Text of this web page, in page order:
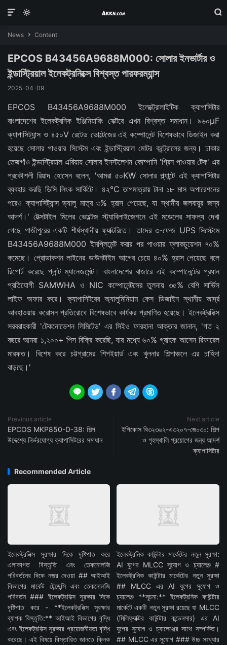



News  Content
EPCOS B43456A9688M000: সোলার ইনভার্টার ও
ইন্ডাস্ট্রিয়াল ইলেকট্রনিক্সে বিশ্বস্ত পারফরম্যান্স
2025-04-09
EPCOS B43456A9688M000 ইলেক্ট্রোলাইটিক ক্যাপাসিটার
বাংলাদেশের ইলেকট্রনিক ইঞ্জিনিয়ারিং সেক্টরে এখন বিশ্বস্ত সমাধান। ৯৬০μF
ক্যাপাসিট্যান্স ও ৪৫০V রেটেড ভোল্টেজের এই কম্পোনেন্ট বিশেষভাবে ডিজাইন করা
হয়েছে সোলার পাওয়ার সিস্টেম এবং ইন্ডাস্ট্রিয়াল মোটর কন্ট্রোলের জন্য। ঢাকার
তেজগাঁও ইন্ডাস্ট্রিয়াল এরিয়ায় সোলার ইনস্টলেশন কোম্পানি 'গ্রিন পাওয়ার টেক' এর
প্রকৌশলী রিয়াদ হোসেন বলেন, 'আমরা ৫০KW সোলার প্ল্যান্টে এই ক্যাপাসিটার
ব্যবহার করছি ডিসি লিংক সার্কিটে। ৪২°C তাপমাত্রায় টানা ১৮ মাস অপারেশনের
পরেও ক্যাপাসিট্যান্স ভ্যালু মাত্র ৩% হ্রাস পেয়েছে, যা স্থানীয় জলবায়ুর জন্য
আদর্শ।' টেক্সটাইল মিলের ভোল্টেজ স্ট্যাবিলাইজেশনে এই মডেলের সাফল্য দেখা
গেছে গাজীপুরের একটি শীর্ষস্থানীয় ফ্যাক্টরিতে। তাদের ৩-ফেজ UPS সিস্টেমে
B43456A9688M000 ইমপ্লিমেন্ট করার পর পাওয়ার ফ্লাকচুয়েশন ৭০%
কমেছে। প্রোডাকশন লাইনের ডাউনটাইম আগের চেয়ে ৪০% হ্রাস পেয়েছে বলে
রিপোর্ট করেছে প্লান্ট ম্যানেজমেন্ট। বাংলাদেশের বাজারে এই কম্পোনেন্টের প্রধান
প্রতিযোগী SAMWHA ও NIC কম্পোনেন্টসের তুলনায় ৩৫% বেশি সার্ভিস
লাইফ অফার করে। ক্যাপাসিটরের অ্যালুমিনিয়াম কেস ডিজাইন স্থানীয় আর্দ্র
আবহাওয়ায় করোসন প্রতিরোধে বিশেষভাবে কার্যকর প্রমাণিত হয়েছে। ইলেকট্রনিক্স
সরবরাহকারী 'টেকনোভেশন লিমিটেড' এর সিইও ফারহানা আক্তার জানান, 'গত ২
বছরে আমরা ১,২০০+ পিস বিক্রি করেছি, যার মধ্যে ৬০% গ্রাহক আসেন রিফারেল
মারফত। বিশেষ করে চট্টগ্রামের শিপইয়ার্ড এবং খুলনার শিল্পাঞ্চলে এর চাহিদা
বাড়ছে।'
    
Previous article
EPCOS MKP850-D-38: শিল্প
উদ্দেশ্যে নির্ভরযোগ্য ক্যাপাসিটরের সমাধান
Next article
ইপিকোস বি৩২৩৬২-এ৩২০৭-জে০৩০: শিল্প
ও গৃহস্থালি প্রয়োগের জন্য আদর্শ
ক্যাপাসিটার
Recommended Article
ইলেকট্রনিক্স সুরক্ষার দিকে দৃষ্টিপাত করে
এলাকাগত বিস্তৃতি এবং তেকনোলজি
পরিবর্তনের দিকে নজর দেওয়া ## আইআই
বিভাগের মার্কেট টেন্ডেন্সি এবং তেকনোলজি
পরিবর্তন ### ইলেকট্রনিক্স সুরক্ষার দিকে
দৃষ্টিপাত করে - **ইলেকট্রনিক্স সুরক্ষার
ব্যাপক বিস্তৃতি:** আইআই বিভাগের বৃদ্ধি
এবং ইলেকট্রনিক্স সুরক্ষার প্রয়োজনীয়তা বৃদ্ধি
করেছে। এই বিষয়ে বিস্তারিত জানতে ক্লিক
ইলেকট্রনিক কাউন্টার মার্কেটের নতুন সুরক্ষা:
AI যুগের MLCC সুযোগ ও চ্যালেঞ্জ #
ইলেকট্রনিক কাউন্টার মার্কেটের নতুন সুরক্ষা
## MLCC এর AI যুগের সুযোগ ও
চ্যালেঞ্জ **সূচনা:** ইলেকট্রনিক কাউন্টার
মার্কেটে একটি নতুন সুরক্ষা রয়েছে যা MLCC
(মিলিফ্যাক্টর কাউন্টার কন্ডেনসার) এর AI
যুগের সুযোগ ও চ্যালেঞ্জের সাথে সম্পর্কিত।
## MLCC এর সুযোগ ### উচ্চ সংখ্যার